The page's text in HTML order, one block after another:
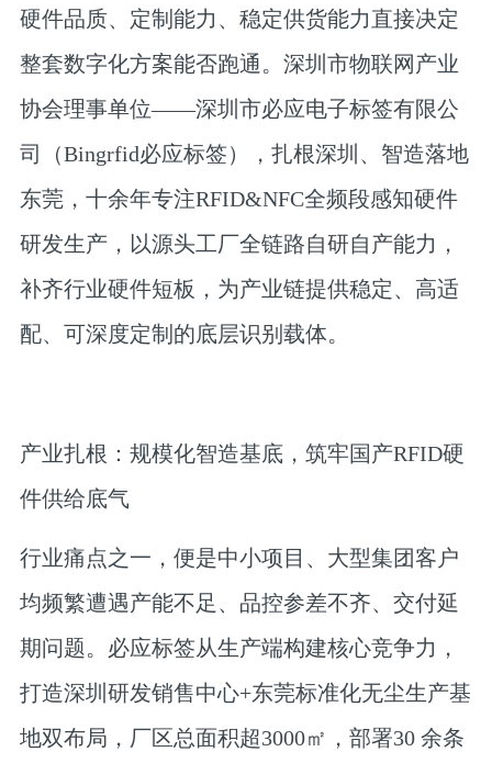
硬件品质、定制能力、稳定供货能力直接决定
整套数字化方案能否跑通。深圳市物联网产业
协会理事单位——深圳市必应电子标签有限公
司（Bingrfid必应标签），扎根深圳、智造落地
东莞，十余年专注RFID&NFC全频段感知硬件
研发生产，以源头工厂全链路自研自产能力，
补齐行业硬件短板，为产业链提供稳定、高适
配、可深度定制的底层识别载体。
产业扎根：规模化智造基底，筑牢国产RFID硬
件供给底气
行业痛点之一，便是中小项目、大型集团客户
均频繁遭遇产能不足、品控参差不齐、交付延
期问题。必应标签从生产端构建核心竞争力，
打造深圳研发销售中心+东莞标准化无尘生产基
地双布局，厂区总面积超3000㎡，部署30 余条